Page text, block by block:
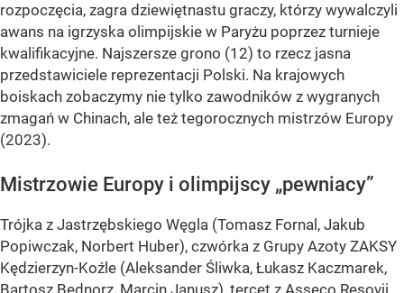
rozpoczęcia, zagra dziewiętnastu graczy, którzy wywalczyli
awans na igrzyska olimpijskie w Paryżu poprzez turnieje
kwalifikacyjne. Najszersze grono (12) to rzecz jasna
przedstawiciele reprezentacji Polski. Na krajowych
boiskach zobaczymy nie tylko zawodników z wygranych
zmagań w Chinach, ale też tegorocznych mistrzów Europy
(2023).
Mistrzowie Europy i olimpijscy „pewniacy”
Trójka z Jastrzębskiego Węgla (Tomasz Fornal, Jakub
Popiwczak, Norbert Huber), czwórka z Grupy Azoty ZAKSY
Kędzierzyn-Koźle (Aleksander Śliwka, Łukasz Kaczmarek,
Bartosz Bednorz, Marcin Janusz), tercet z Asseco Resovii